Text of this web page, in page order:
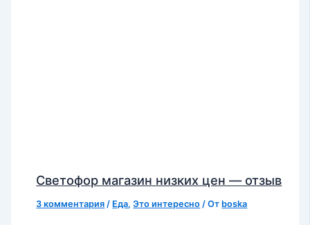
Светофор магазин низких цен — отзыв
3 комментария / Еда,Это интересно / От boska